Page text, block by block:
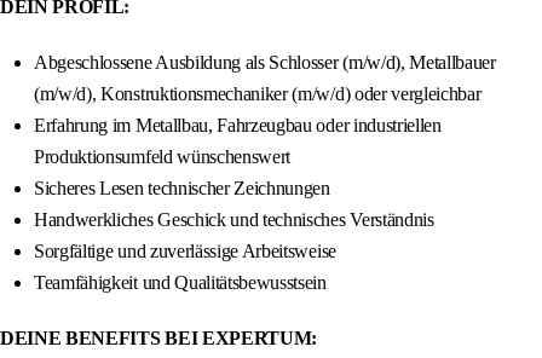
DEIN PROFIL:
Abgeschlossene Ausbildung als Schlosser (m/w/d), Metallbauer
(m/w/d), Konstruktionsmechaniker (m/w/d) oder vergleichbar
Erfahrung im Metallbau, Fahrzeugbau oder industriellen
Produktionsumfeld wünschenswert
Sicheres Lesen technischer Zeichnungen
Handwerkliches Geschick und technisches Verständnis
Sorgfältige und zuverlässige Arbeitsweise
Teamfähigkeit und Qualitätsbewusstsein
DEINE BENEFITS BEI EXPERTUM: